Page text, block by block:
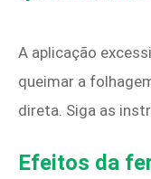
A aplicação
queimar a
direta. Siga as
Efeitos da